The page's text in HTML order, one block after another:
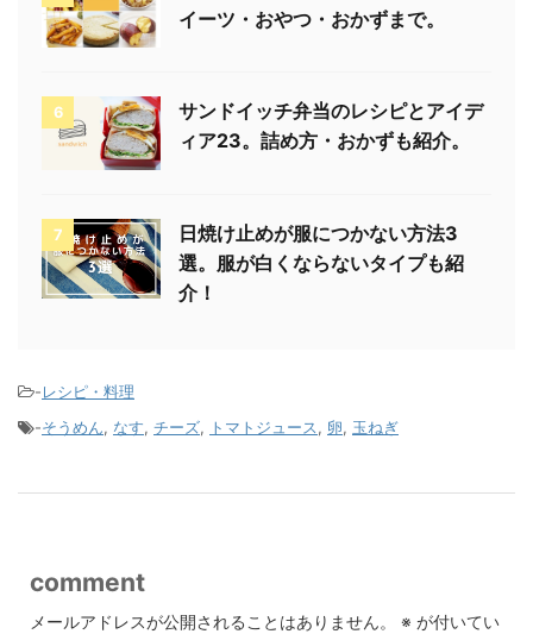
イーツ・おやつ・おかずまで。
6
サンドイッチ弁当のレシピとアイデ
ィア23。詰め方・おかずも紹介。
7
日焼け止めが服につかない方法3
選。服が白くならないタイプも紹
介！
-レシピ・料理
-そうめん, なす, チーズ, トマトジュース, 卵, 玉ねぎ
comment
メールアドレスが公開されることはありません。 ※ が付いてい